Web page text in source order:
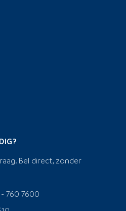
Bel direct, zonder
760 7600